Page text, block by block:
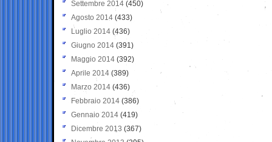
Settembre 2014 (450)
Agosto 2014 (433)
Luglio 2014 (436)
Giugno 2014 (391)
Maggio 2014 (392)
Aprile 2014 (389)
Marzo 2014 (436)
Febbraio 2014 (386)
Gennaio 2014 (419)
Dicembre 2013 (367)